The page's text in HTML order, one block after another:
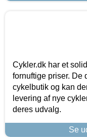
Cykler.dk har et
fornuftige priser. De
cykelbutik og kan
levering af nye
deres udvalg.
Se